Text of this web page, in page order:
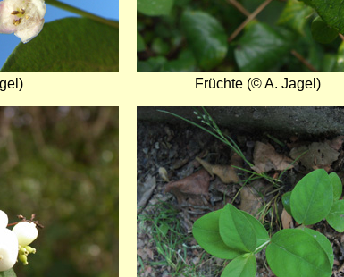
Früchte (© A. Jagel)
Bild